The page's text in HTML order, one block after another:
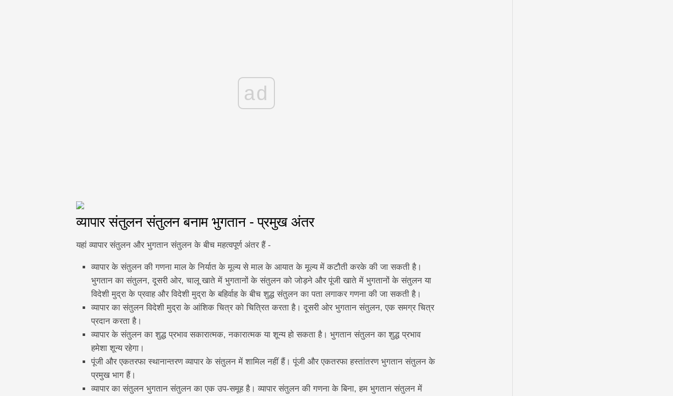
ad
व्यापार संतुलन संतुलन बनाम भुगतान - प्रमुख अंतर
यहां व्यापार संतुलन और भुगतान संतुलन के बीच महत्वपूर्ण अंतर हैं -
व्यापार के संतुलन की गणना माल के निर्यात के मूल्य से माल के आयात के मूल्य में कटौती करके की जा सकती है।
भुगतान का संतुलन, दूसरी ओर, चालू खाते में भुगतानों के संतुलन को जोड़ने और पूंजी खाते में भुगतानों के संतुलन या
विदेशी मुद्रा के प्रवाह और विदेशी मुद्रा के बहिर्वाह के बीच शुद्ध संतुलन का पता लगाकर गणना की जा सकती है।
व्यापार का संतुलन विदेशी मुद्रा के आंशिक चित्र को चित्रित करता है। दूसरी ओर भुगतान संतुलन, एक समग्र चित्र
प्रदान करता है।
व्यापार के संतुलन का शुद्ध प्रभाव सकारात्मक, नकारात्मक या शून्य हो सकता है। भुगतान संतुलन का शुद्ध प्रभाव
हमेशा शून्य रहेगा।
पूंजी और एकतरफा स्थानान्तरण व्यापार के संतुलन में शामिल नहीं हैं। पूंजी और एकतरफा हस्तांतरण भुगतान संतुलन के
प्रमुख भाग हैं।
व्यापार का संतुलन भुगतान संतुलन का एक उप-समूह है। व्यापार संतुलन की गणना के बिना, हम भुगतान संतुलन में